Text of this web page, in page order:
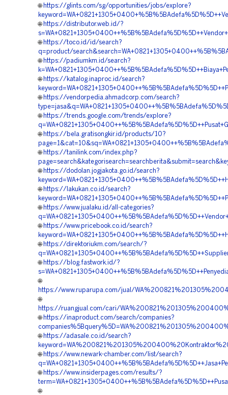
🌐 https://glints.com/sg/opportunities/jobs/explore?
🌐 https://distributor.web.id/?
🌐 https://toco.id/id/search?
q=product/
🌐 https://padiumkm.id/search?
🌐 https://katalog.inaproc.id/search?
🌐 https://vendorpedia.ahmadcorp.com/search?
🌐 https://trends.google.com/trends/explore?
🌐 https://bela.gratisongkir.id/products/10?
🌐 https://tanilink.com/index.php?
🌐 https://dodolan.jogjakota.go.id/search?
🌐 https://lakukan.co.id/search?
🌐 https://www.jualaku.id/all-categories?
🌐 https://www.pricebook.co.id/search?
🌐 https://direktoriukm.com/search/?
🌐 https://blog.fastwork.id/?
🌐
https://www.ruparupa.com/jual/
🌐
https://ruangjual.com/cari/
🌐 https://inaproduct.com/search/companies?
🌐 https://adasale.co.id/search?
🌐 https://www.newark-chamber.com/list/search?
🌐 https://www.insiderpages.com/results/?
🌐